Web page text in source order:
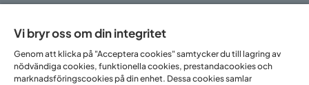
Vi finns i flera länder
Vi bryr oss om din integritet
Genom att klicka på "Acceptera cookies" samtycker du till lagring av
nödvändiga cookies, funktionella cookies, prestandacookies och
marknadsföringscookies på din enhet. Dessa cookies samlar